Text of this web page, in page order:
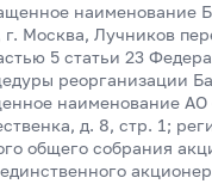
Москва, Лучников
5 статьи 23
реорганизации
наименование
д. 8, стр. 1;
общего собрания